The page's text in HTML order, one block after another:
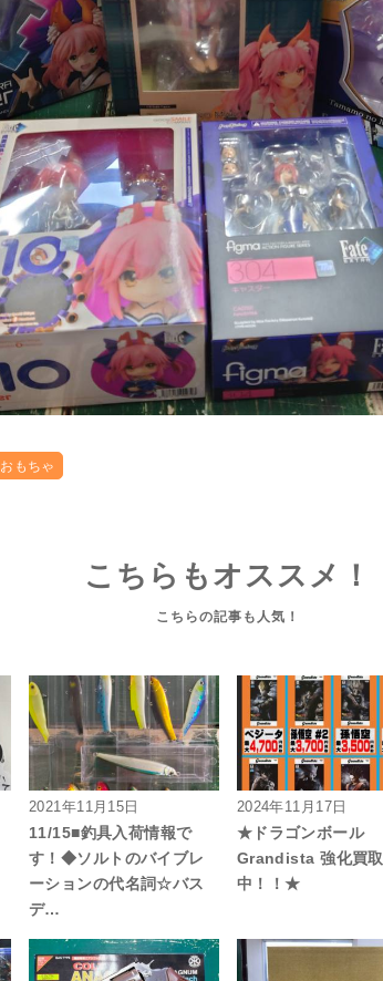
おもちゃ
こちらもオススメ！
2021年11月15日
11/15■釣具入荷情報で
す！◆ソルトのバイブレ
ーションの代名詞☆バス
デ…
2024年11月17日
★ドラゴンボール
Grandista 強化買取
中！！★